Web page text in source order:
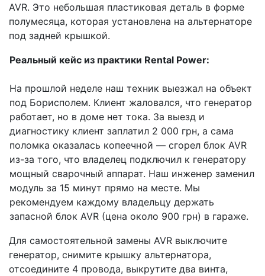
AVR. Это небольшая пластиковая деталь в форме
полумесяца, которая установлена на альтернаторе
под задней крышкой.
Реальный кейс из практики Rental Power:
На прошлой неделе наш техник выезжал на объект
под Борисполем. Клиент жаловался, что генератор
работает, но в доме нет тока. За выезд и
диагностику клиент заплатил 2 000 грн, а сама
поломка оказалась копеечной — сгорел блок AVR
из-за того, что владелец подключил к генератору
мощный сварочный аппарат. Наш инженер заменил
модуль за 15 минут прямо на месте. Мы
рекомендуем каждому владельцу держать
запасной блок AVR (цена около 900 грн) в гараже.
Для самостоятельной замены AVR выключите
генератор, снимите крышку альтернатора,
отсоедините 4 провода, выкрутите два винта,